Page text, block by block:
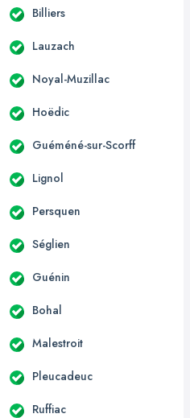
Billiers
Lauzach
Noyal-Muzillac
Hoëdic
Guéméné-sur-Scorff
Lignol
Persquen
Séglien
Guénin
Bohal
Malestroit
Pleucadeuc
Ruffiac